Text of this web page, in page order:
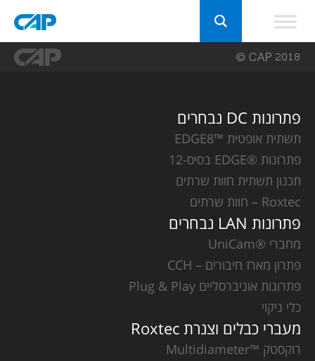
פתרונות DC נבחרים
תשתית אופטית ™EDGE8
פתרונות ®EDGE בסיס-12
תכנון תשתית חוות שרתים
Roxtec – חוות שרתים
פתרונות LAN נבחרים
מחברי ®UniCam
פתרון מארז חיבורים – CCH
פתרונות אוניברסליים Plug & Play
כלי ניקוי
מעברי כבלים וצנרת Roxtec
רוקסטק ™Multidiameter